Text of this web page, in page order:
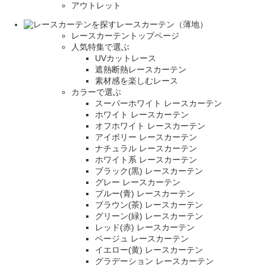
アウトレット
レースカーテン（薄地）
レースカーテントップページ
人気特集で選ぶ
UVカットレース
遮熱断熱レースカーテン
素材感を楽しむレース
カラーで選ぶ
スーパーホワイト レースカーテン
ホワイト レースカーテン
オフホワイト レースカーテン
アイボリー レースカーテン
ナチュラル レースカーテン
ホワイト系 レースカーテン
ブラック(黒) レースカーテン
グレー レースカーテン
ブルー(青) レースカーテン
ブラウン(茶) レースカーテン
グリーン(緑) レースカーテン
レッド(赤) レースカーテン
ベージュ レースカーテン
イエロー(黄) レースカーテン
グラデーション レースカーテン